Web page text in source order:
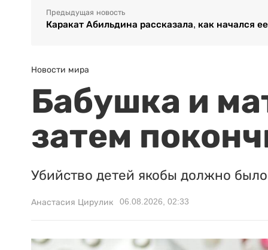
Предыдущая новость
Каракат Абильдина рассказала, как начался
Новости мира
Бабушка и
затем
Убийство детей якобы должно
Анастасия Цирулик 06.08.2026, 02:33